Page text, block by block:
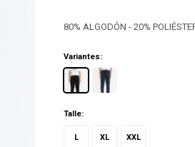
80% ALGODÓN - 20%
Variantes:
Talle:
L XL XXL